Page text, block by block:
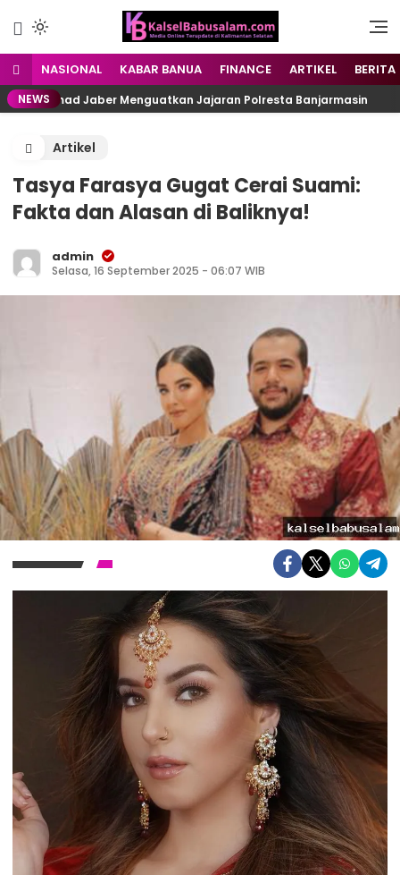
kalselbabusalam.com
Menyuarakan Kalsel,
Menginspirasi Nusantara
NASIONAL KABAR BANUA FINANCE ARTIKEL BERITA
NEWS Jaber Menguatkan Jajaran Polresta Banjarmasin
Artikel
Tasya Farasya Gugat Cerai Suami:
Fakta dan Alasan di Baliknya!
admin
Selasa, 16 September 2025 - 06:07 WIB